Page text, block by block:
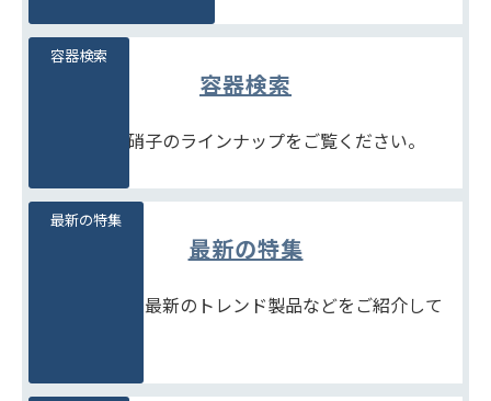
容器検索
豊富な石堂硝子のラインナップをご覧ください。
容器検索
最新の特集
季節商品や、最新のトレンド製品などをご紹介して
最新の特集